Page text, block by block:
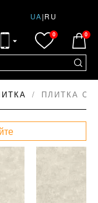
UA|RU
0 0
ПЛИТКА